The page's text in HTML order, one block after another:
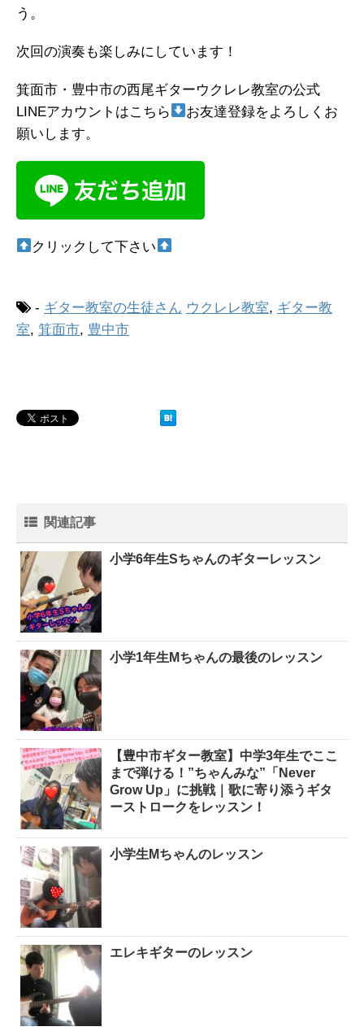
う。
次回の演奏も楽しみにしています！
箕面市・豊中市の西尾ギターウクレレ教室の公式
LINEアカウントはこちら
お友達登録をよろしくお
願いします。
クリックして下さい
- ギター教室の生徒さん ウクレレ教室, ギター教
室, 箕面市, 豊中市
関連記事
小学6年生Sちゃんのギターレッスン
小学1年生Mちゃんの最後のレッスン
【豊中市ギター教室】中学3年生でここ
まで弾ける！”ちゃんみな”「Never
Grow Up」に挑戦｜歌に寄り添うギタ
ーストロークをレッスン！
小学生Mちゃんのレッスン
エレキギターのレッスン